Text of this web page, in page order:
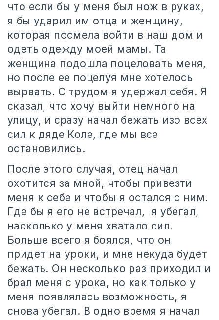
что если бы у меня был нож в руках,
я бы ударил им отца и женщину,
которая посмела войти в наш дом и
одеть одежду моей мамы. Та
женщина подошла поцеловать меня,
но после ее поцелуя мне хотелось
вырвать. С трудом я удержал себя. Я
сказал, что хочу выйти немного на
улицу, и сразу начал бежать изо всех
сил к дяде Коле, где мы все
остановились.
После этого случая, отец начал
охотится за мной, чтобы привезти
меня к себе и чтобы я остался с ним.
Где бы я его не встречал, я убегал,
насколько у меня хватало сил.
Больше всего я боялся, что он
придет на уроки, и мне некуда будет
бежать. Он несколько раз приходил и
брал меня с урока, но как только у
меня появлялась возможность, я
снова убегал. В одно время я начал